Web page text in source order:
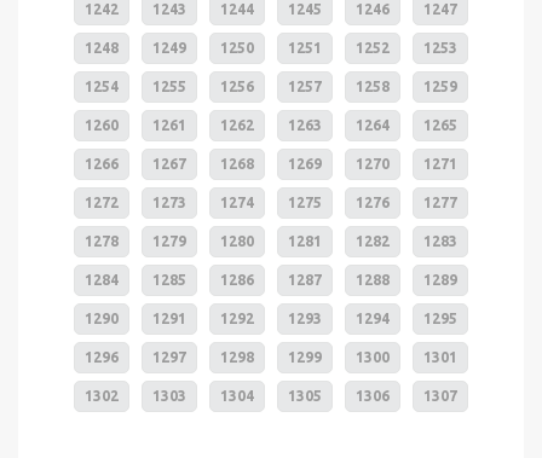
1242 1243 1244 1245 1246 1247
1248 1249 1250 1251 1252 1253
1254 1255 1256 1257 1258 1259
1260 1261 1262 1263 1264 1265
1266 1267 1268 1269 1270 1271
1272 1273 1274 1275 1276 1277
1278 1279 1280 1281 1282 1283
1284 1285 1286 1287 1288 1289
1290 1291 1292 1293 1294 1295
1296 1297 1298 1299 1300 1301
1302 1303 1304 1305 1306 1307